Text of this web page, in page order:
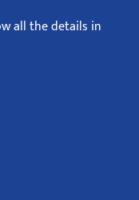
all the details in